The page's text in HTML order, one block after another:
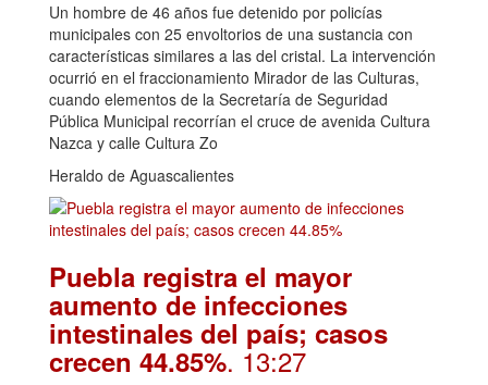
Un hombre de 46 años fue detenido por policías
municipales con 25 envoltorios de una sustancia con
características similares a las del cristal. La intervención
ocurrió en el fraccionamiento Mirador de las Culturas,
cuando elementos de la Secretaría de Seguridad
Pública Municipal recorrían el cruce de avenida Cultura
Nazca y calle Cultura Zo
Heraldo de Aguascalientes
Puebla registra el mayor
aumento de infecciones
intestinales del país; casos
crecen 44.85%. 13:27